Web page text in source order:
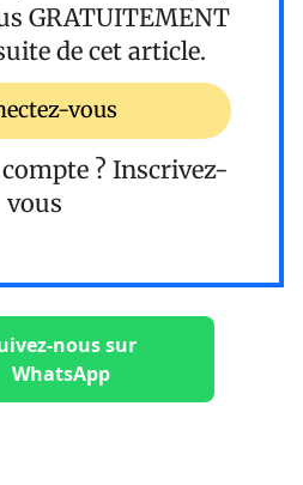
GRATUITEMENT
de cet article.
vous
? Inscrivez-
vous
nous sur
WhatsApp